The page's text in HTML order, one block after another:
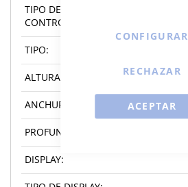
ACEPTAR
CONFIGURAR
RECHAZAR
TIPO DE
CONTROL:
TIPO:
ALTURA:
ANCHURA:
PROFUNDIDAD:
DISPLAY: